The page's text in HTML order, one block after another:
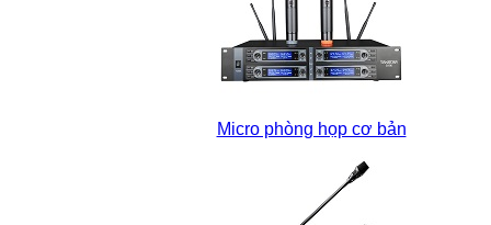
Micro phòng họp cơ bản